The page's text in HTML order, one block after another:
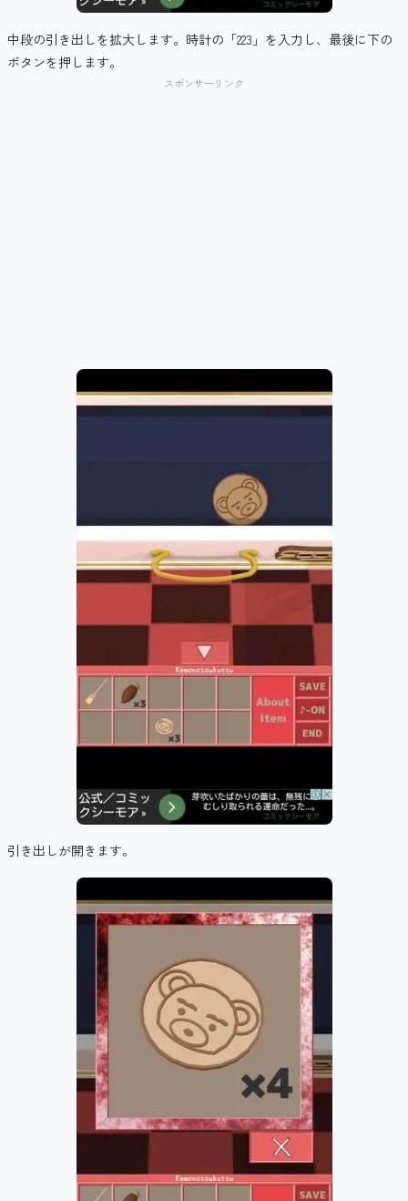
中段の引き出しを拡大します。時計の「223」を入力し、最後に下の
ボタンを押します。
スポンサーリンク
引き出しが開きます。